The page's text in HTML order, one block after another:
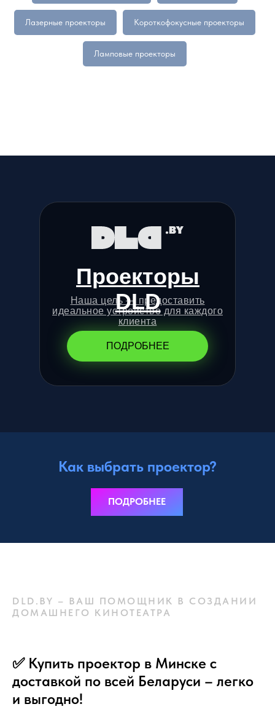
Лазерные проекторы Короткофокусные проекторы
Ламповые проекторы
ПОДРОБНЕЕ
Проекторы
DLD
Наша цель — предоставить
идеальное устройство для каждого
клиента
ПОДРОБНЕЕ
Как выбрать проектор?
DLD.BY – ВАШ ПОМОЩНИК В СОЗДАНИИ
ДОМАШНЕГО КИНОТЕАТРА
✅ Купить проектор в Минске с
доставкой по всей Беларуси – легко
и выгодно!